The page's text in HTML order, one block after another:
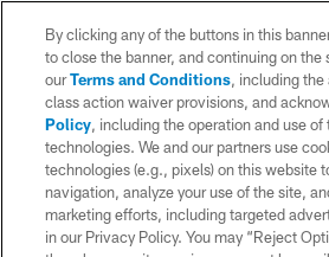
© 2026 Chargers Football Company, LLC. All
is managed on a digital platform of the
CONTACT US
WEBSITE
TERMS AND
PRIVACY POLICY
By clicking any of the buttons in this
to close the banner, and continuing on the
ourTerms and Conditions, including the
class action waiver provisions, and
Policy, including the operation and use of
technologies. We and our partners use
technologies (e.g., pixels) on this website
navigation, analyze your use of the site,
marketing efforts, including targeted
in our Privacy Policy. You may “Reject